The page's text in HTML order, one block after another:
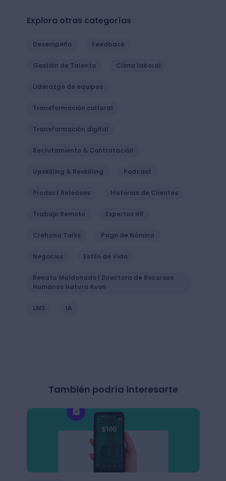
Explora otras categorías
Desempeño Feedback
Gestión de Talento Clima laboral
Liderazgo de equipos
Transformación cultural
Transformación digital
Reclutamiento & Contratación
Upskilling & Reskilling Podcast
Product Releases Historias de Clientes
Trabajo Remoto Expertos HR
Crehana Talks Pago de Nómina
Negocios Estilo de Vida
Renata Maldonado | Directora de Recursos
Humanos Natura Avon
LMS IA
También podría interesarte